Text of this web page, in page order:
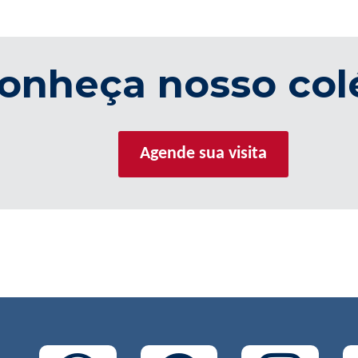
nosso
Agende sua visita